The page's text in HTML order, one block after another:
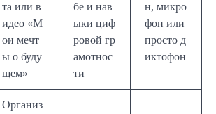
та или в
идео «М
ои мечт
ы о буду
щем»
бе и нав
ыки циф
ровой гр
амотнос
ти
н, микро
фон или
просто д
иктофон
Организ